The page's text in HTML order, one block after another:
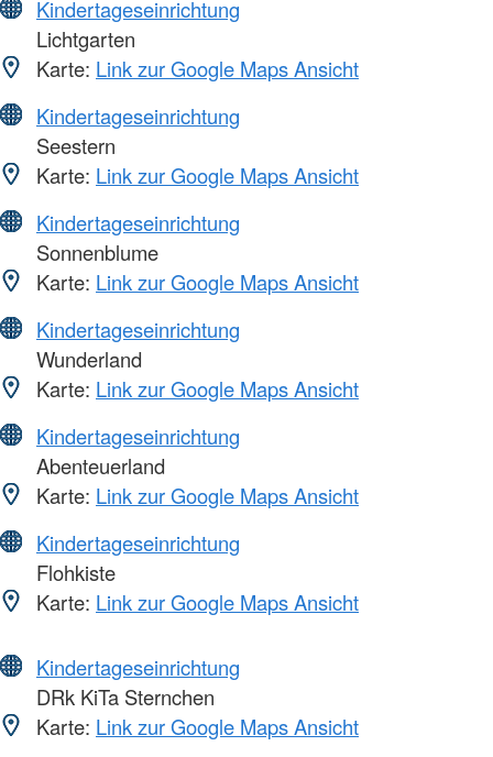
Kindertageseinrichtung
Lichtgarten
Karte: Link zur Google Maps Ansicht
Kindertageseinrichtung
Seestern
Karte: Link zur Google Maps Ansicht
Kindertageseinrichtung
Sonnenblume
Karte: Link zur Google Maps Ansicht
Kindertageseinrichtung
Wunderland
Karte: Link zur Google Maps Ansicht
Kindertageseinrichtung
Abenteuerland
Karte: Link zur Google Maps Ansicht
Kindertageseinrichtung
Flohkiste
Karte: Link zur Google Maps Ansicht
Kindertageseinrichtung
DRk KiTa Sternchen
Karte: Link zur Google Maps Ansicht